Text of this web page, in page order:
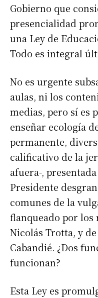
Gobierno que
presencialidad
una Ley de
Todo es integral
No es urgente
aulas, ni los
medias, pero sí es
enseñar ecología
permanente,
calificativo de la
afuera-,
Presidente
comunes de la
flanqueado por
Nicolás Trotta, y
Cabandié. ¿Dos
funcionan?
Esta Ley es